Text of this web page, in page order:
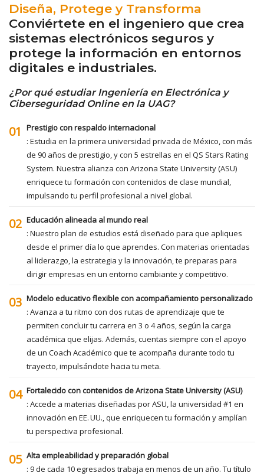
Diseña, Protege y Transforma
Conviértete en el ingeniero que crea
sistemas electrónicos seguros y
protege la información en entornos
digitales e industriales.
¿Por qué estudiar Ingeniería en Electrónica y
Ciberseguridad Online en la UAG?
01
Prestigio con respaldo internacional
: Estudia en la primera universidad privada de México, con más
de 90 años de prestigio, y con 5 estrellas en el QS Stars Rating
System. Nuestra alianza con Arizona State University (ASU)
enriquece tu formación con contenidos de clase mundial,
impulsando tu perfil profesional a nivel global.
02 Educación alineada al mundo real
: Nuestro plan de estudios está diseñado para que apliques
desde el primer día lo que aprendes. Con materias orientadas
al liderazgo, la estrategia y la innovación, te preparas para
dirigir empresas en un entorno cambiante y competitivo.
03 Modelo educativo flexible con acompañamiento personalizado
: Avanza a tu ritmo con dos rutas de aprendizaje que te
permiten concluir tu carrera en 3 o 4 años, según la carga
académica que elijas. Además, cuentas siempre con el apoyo
de un Coach Académico que te acompaña durante todo tu
trayecto, impulsándote hacia tu meta.
04 Fortalecido con contenidos de Arizona State University (ASU)
: Accede a materias diseñadas por ASU, la universidad #1 en
innovación en EE. UU., que enriquecen tu formación y amplían
tu perspectiva profesional.
05 Alta empleabilidad y preparación global
: 9 de cada 10 egresados trabaja en menos de un año. Tu título